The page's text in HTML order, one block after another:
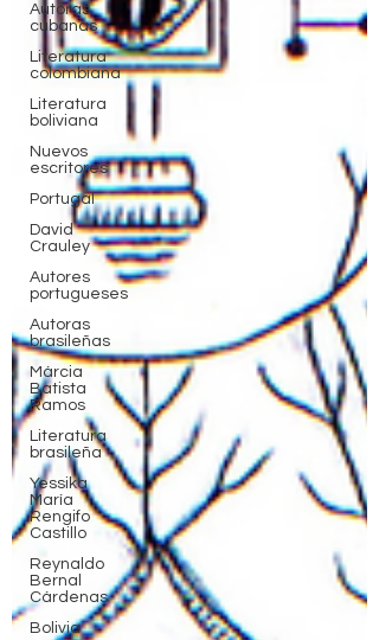
Autoras
cubanas
Literatura
colombiana
Literatura
boliviana
Nuevos
escritores
Portugal
David
Crauley
Autores
portugueses
Autoras
brasileñas
Márcia
Batista
Ramos
Literatura
brasileña
Yessika
María
Rengifo
Castillo
Reynaldo
Bernal
Cárdenas
Bolivia